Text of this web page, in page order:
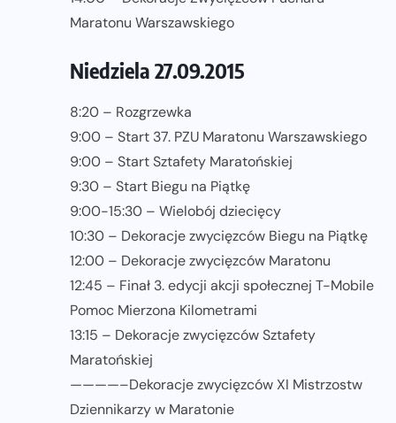
Maratonu Warszawskiego
Niedziela 27.09.2015
8:20 – Rozgrzewka
9:00 – Start 37. PZU Maratonu Warszawskiego
9:00 – Start Sztafety Maratońskiej
9:30 – Start Biegu na Piątkę
9:00-15:30 – Wielobój dziecięcy
10:30 – Dekoracje zwycięzców Biegu na Piątkę
12:00 – Dekoracje zwycięzców Maratonu
12:45 – Finał 3. edycji akcji społecznej T-Mobile
Pomoc Mierzona Kilometrami
13:15 – Dekoracje zwycięzców Sztafety
Maratońskiej
————–Dekoracje zwycięzców XI Mistrzostw
Dziennikarzy w Maratonie